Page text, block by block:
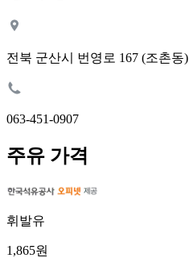
전북 군산시 번영로 167 (조촌동)
063-451-0907
주유 가격
휘발유
1,865원